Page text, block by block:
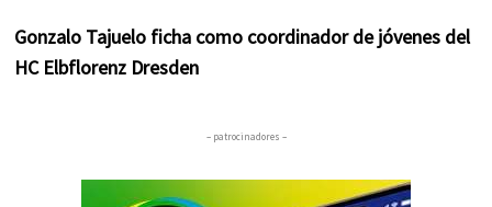
Gonzalo Tajuelo ficha como coordinador de jóvenes del
HC Elbflorenz Dresden
– patrocinadores –